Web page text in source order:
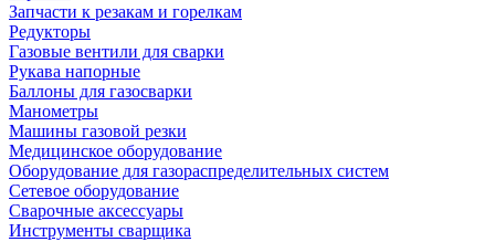
Запчасти к резакам и горелкам
Редукторы
Газовые вентили для сварки
Рукава напорные
Баллоны для газосварки
Манометры
Машины газовой резки
Медицинское оборудование
Оборудование для газораспределительных систем
Сетевое оборудование
Сварочные аксессуары
Инструменты сварщика